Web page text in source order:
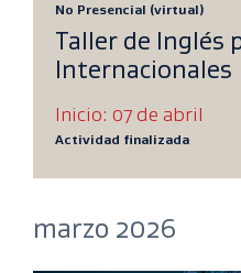
No Presencial (virtual)
Taller de Inglés
Internacionales
Inicio: 07 de abril
Actividad finalizada
marzo 2026